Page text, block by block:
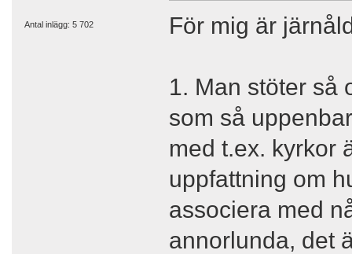
Antal inlägg: 5 702 För mig är
1. Man stöter så
som så
med t.ex. kyrkor
uppfattning om
associera med
annorlunda, det